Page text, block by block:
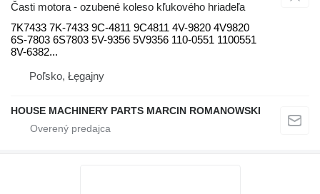
Časti motora - ozubené koleso kľukového hriadeľa
7K7433 7K-7433 9C-4811 9C4811 4V-9820 4V9820
6S-7803 6S7803 5V-9356 5V9356 110-0551 1100551
8V-6382...
Poľsko, Łęgajny
HOUSE MACHINERY PARTS MARCIN ROMANOWSKI